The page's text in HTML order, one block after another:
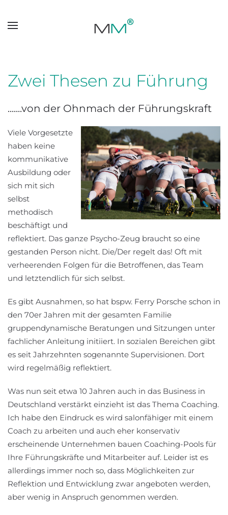
Skip to main content
Zwei Thesen zu Führung
.......von der Ohnmach der Führungskraft
Viele Vorgesetzte
haben keine
kommunikative
Ausbildung oder
sich mit sich
selbst
methodisch
beschäftigt und
reflektiert. Das ganze Psycho-Zeug braucht so eine
gestanden Person nicht. Die/Der regelt das! Oft mit
verheerenden Folgen für die Betroffenen, das Team
und letztendlich für sich selbst.
Es gibt Ausnahmen, so hat bspw. Ferry Porsche schon in
den 70er Jahren mit der gesamten Familie
gruppendynamische Beratungen und Sitzungen unter
fachlicher Anleitung initiiert. In sozialen Bereichen gibt
es seit Jahrzehnten sogenannte Supervisionen. Dort
wird regelmäßig reflektiert.
Was nun seit etwa 10 Jahren auch in das Business in
Deutschland verstärkt einzieht ist das Thema Coaching.
Ich habe den Eindruck es wird salonfähiger mit einem
Coach zu arbeiten und auch eher konservativ
erscheinende Unternehmen bauen Coaching-Pools für
Ihre Führungskräfte und Mitarbeiter auf. Leider ist es
allerdings immer noch so, dass Möglichkeiten zur
Reflektion und Entwicklung zwar angeboten werden,
aber wenig in Anspruch genommen werden.